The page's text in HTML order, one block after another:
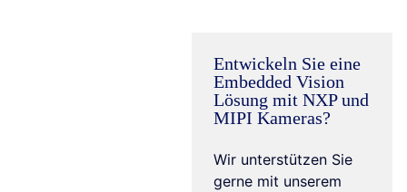
Entwickeln Sie eine
Embedded Vision
Lösung mit NXP und
MIPI Kameras?
Wir unterstützen Sie
gerne mit unserem